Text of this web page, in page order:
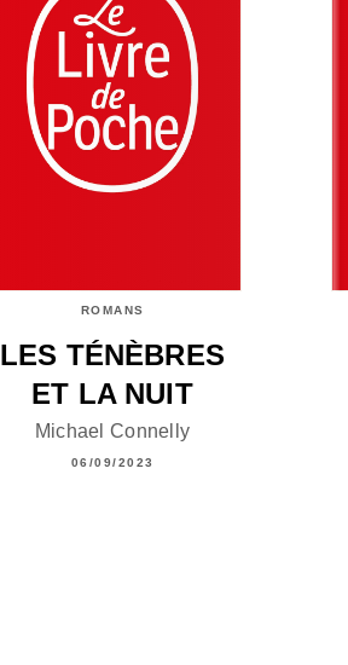
ROMANS
LES TÉNÈBRES
ET LA NUIT
Michael Connelly
06/09/2023